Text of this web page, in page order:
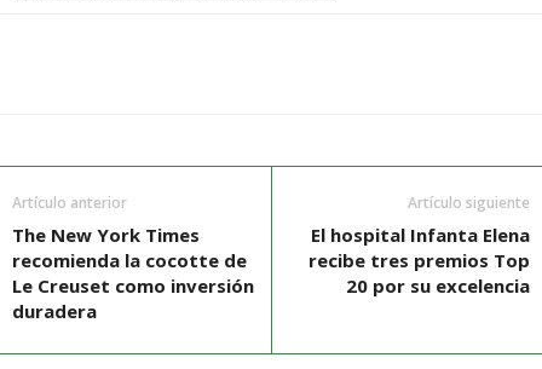
Artículo anterior
The New York Times
recomienda la cocotte de
Le Creuset como inversión
duradera
Artículo siguiente
El hospital Infanta Elena
recibe tres premios Top
20 por su excelencia